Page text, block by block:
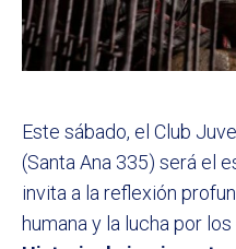
Este sábado, el Club
(Santa Ana 335) será el
invita a la reflexión
humana y la lucha por